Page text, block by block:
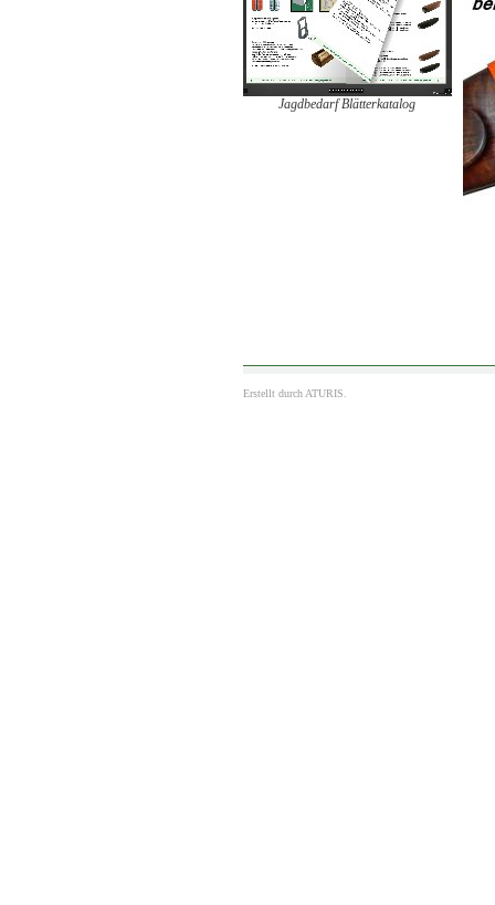
Jagdbedarf Blätterkatalog
Erstellt durch ATURIS.